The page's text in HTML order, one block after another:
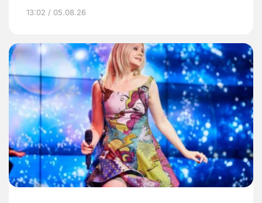
13:02 / 05.08.26